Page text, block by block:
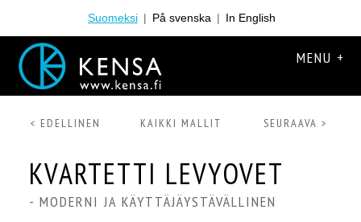
MENU +
Suomeksi | På svenska | In English
< EDELLINEN KAIKKI MALLIT SEURAAVA >
KVARTETTI LEVYOVET
- MODERNI JA KÄYTTÄJÄYSTÄVÄLLINEN